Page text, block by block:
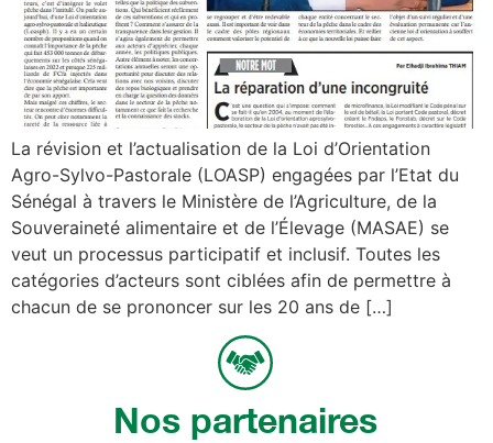
La révision et l’actualisation de la Loi d’Orientation
Agro-Sylvo-Pastorale (LOASP) engagées par l’Etat du
Sénégal à travers le Ministère de l’Agriculture, de la
Souveraineté alimentaire et de l’Élevage (MASAE) se
veut un processus participatif et inclusif. Toutes les
catégories d’acteurs sont ciblées afin de permettre à
chacun de se prononcer sur les 20 ans de […]
Nos partenaires